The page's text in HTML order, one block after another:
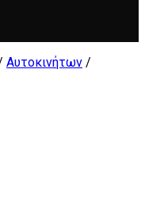
Αυτοκινήτων /